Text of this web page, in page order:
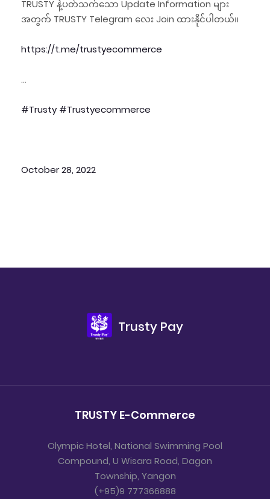
TRUSTY နဲ့ပတ်သက်သော Update Information များ
အတွက် TRUSTY Telegram လေး Join ထားနိုင်ပါတယ်။
https://t.me/trustyecommerce
…
#Trusty #Trustyecommerce
October 28, 2022
Trusty Pay
TRUSTY E-Commerce
Olympic Hotel, National Swimming Pool
Compound, U Wisara Road, Dagon
Township, Yangon
(+95)9 777366888